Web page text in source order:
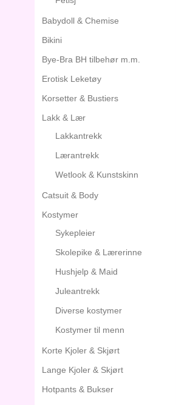
Babydoll & Chemise
Bikini
Bye-Bra BH tilbehør m.m.
Erotisk Leketøy
Korsetter & Bustiers
Lakk & Lær
Lakkantrekk
Lærantrekk
Wetlook & Kunstskinn
Catsuit & Body
Kostymer
Sykepleier
Skolepike & Lærerinne
Hushjelp & Maid
Juleantrekk
Diverse kostymer
Kostymer til menn
Korte Kjoler & Skjørt
Lange Kjoler & Skjørt
Hotpants & Bukser